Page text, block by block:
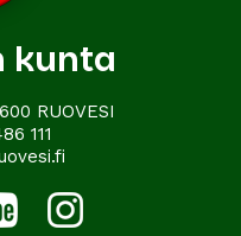
kunta
RUOVESI
111